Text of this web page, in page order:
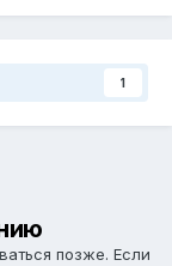
1
позже. Если